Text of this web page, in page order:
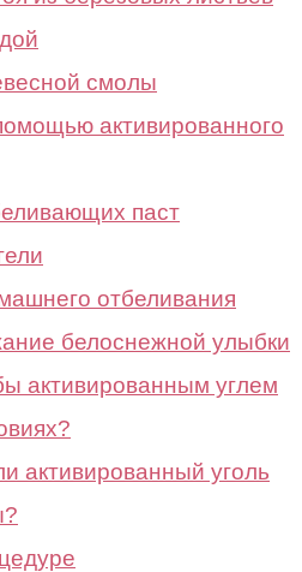
смолы
активированного
паст
отбеливания
белоснежной улыбки
активированным углем
активированный уголь